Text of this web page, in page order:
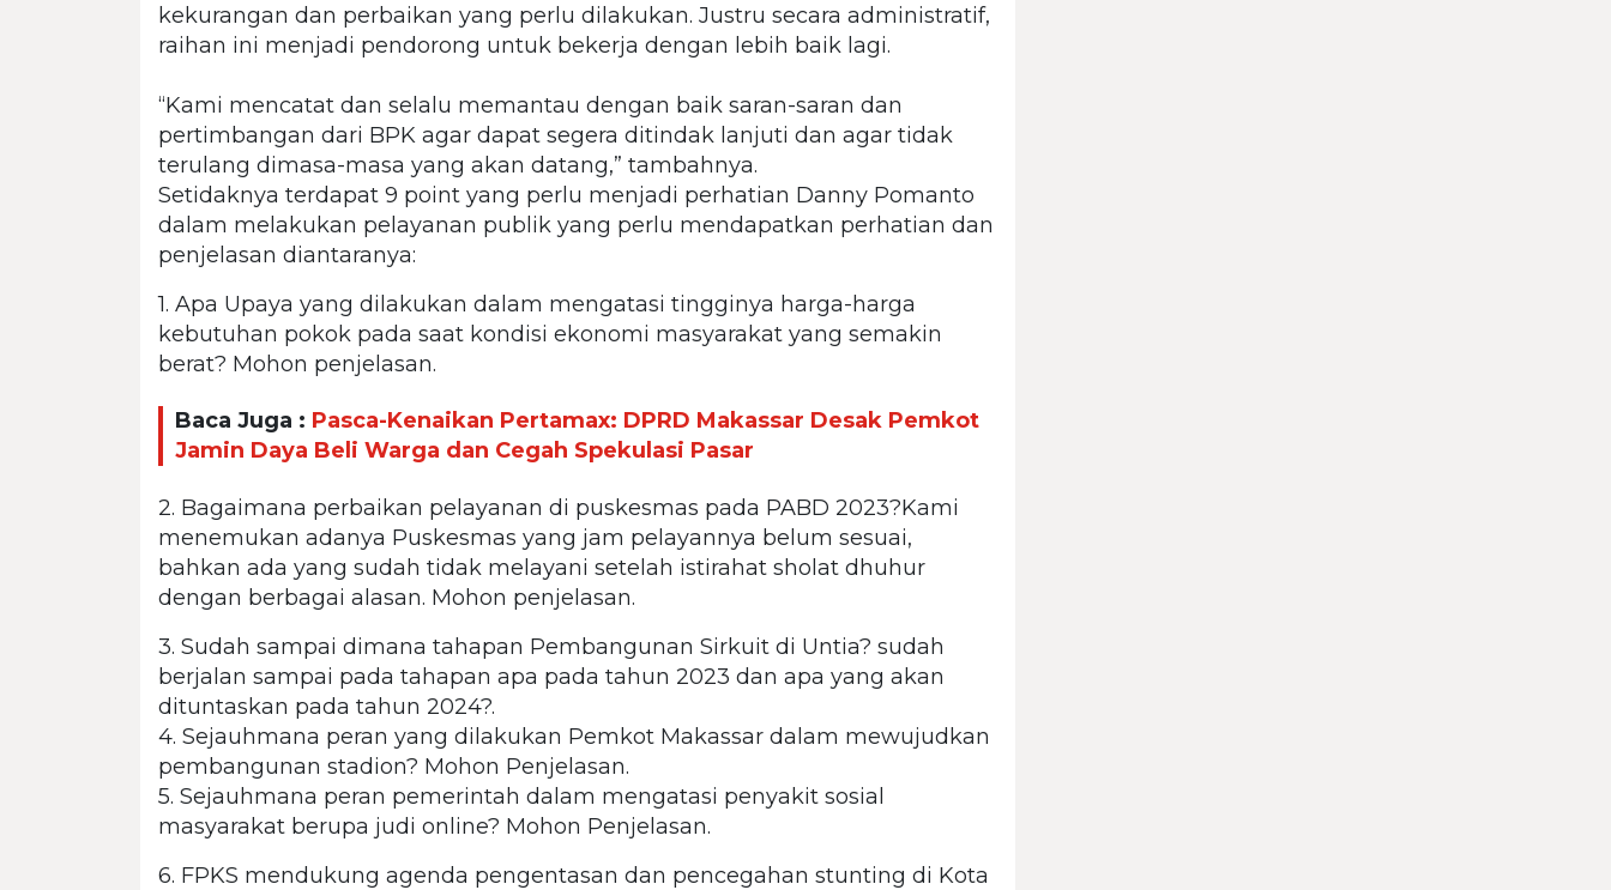
kekurangan dan perbaikan yang perlu dilakukan. Justru secara administratif,
raihan ini menjadi pendorong untuk bekerja dengan lebih baik lagi.
“Kami mencatat dan selalu memantau dengan baik saran-saran dan
pertimbangan dari BPK agar dapat segera ditindak lanjuti dan agar tidak
terulang dimasa-masa yang akan datang,” tambahnya.
Setidaknya terdapat 9 point yang perlu menjadi perhatian Danny Pomanto
dalam melakukan pelayanan publik yang perlu mendapatkan perhatian dan
penjelasan diantaranya:
1. Apa Upaya yang dilakukan dalam mengatasi tingginya harga-harga
kebutuhan pokok pada saat kondisi ekonomi masyarakat yang semakin
berat? Mohon penjelasan.
Baca Juga : Pasca-Kenaikan Pertamax: DPRD Makassar Desak Pemkot
Jamin Daya Beli Warga dan Cegah Spekulasi Pasar
2. Bagaimana perbaikan pelayanan di puskesmas pada PABD 2023?Kami
menemukan adanya Puskesmas yang jam pelayannya belum sesuai,
bahkan ada yang sudah tidak melayani setelah istirahat sholat dhuhur
dengan berbagai alasan. Mohon penjelasan.
3. Sudah sampai dimana tahapan Pembangunan Sirkuit di Untia? sudah
berjalan sampai pada tahapan apa pada tahun 2023 dan apa yang akan
dituntaskan pada tahun 2024?.
4. Sejauhmana peran yang dilakukan Pemkot Makassar dalam mewujudkan
pembangunan stadion? Mohon Penjelasan.
5. Sejauhmana peran pemerintah dalam mengatasi penyakit sosial
masyarakat berupa judi online? Mohon Penjelasan.
6. FPKS mendukung agenda pengentasan dan pencegahan stunting di Kota